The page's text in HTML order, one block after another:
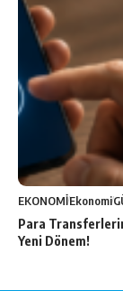
EKONOMİEkonomi
Para
Yeni Dönem!